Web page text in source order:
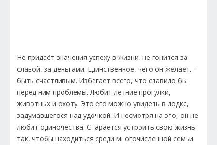
Не придаёт значения успеху в жизни, не гонится за
славой, за деньгами. Единственное, чего он желает, -
быть счастливым. Избегает всего, что ставило бы
перед ним проблемы. Любит летние прогулки,
животных и охоту. Это его можно увидеть в лодке,
задумавшегося над удочкой. И несмотря на это, он не
любит одиночества. Старается устроить свою жизнь
так, чтобы находиться среди многочисленной семьи